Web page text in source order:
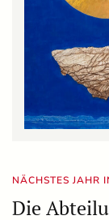
NÄCHSTES JAHR
Die